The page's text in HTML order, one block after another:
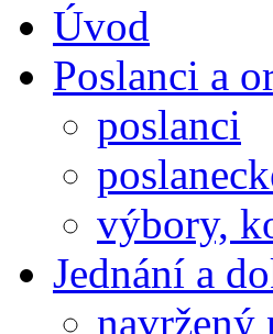
Úvod
Poslanci a
poslanci
výbory,
Jednání a
navržený